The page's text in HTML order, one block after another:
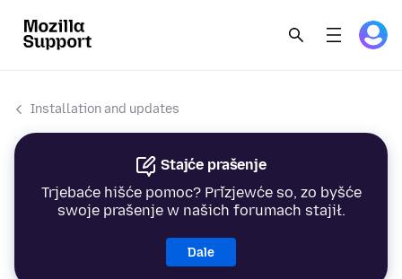
Installation and updates
Stajće prašenje
Trjebaće hišće pomoc? Přizjewće so, zo byšće
swoje prašenje w našich forumach stajił.
Dale